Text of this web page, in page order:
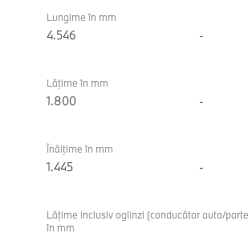
M235
xDrive
Lungime în mm
4.546 -
Lăţime în mm
1.800 -
Înălţime în mm
1.445 -
Lăţime inclusiv oglinzi (conducător auto/
în mm